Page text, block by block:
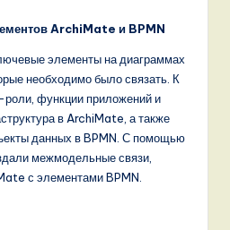
ArchiMate и BPMN
элементы на диаграммах
необходимо было связать. К
функции приложений и
в ArchiMate, а также
данных в BPMN. С помощью
межмодельные связи,
с элементами BPMN.